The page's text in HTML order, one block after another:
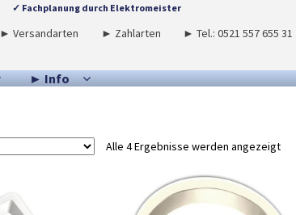
✓ Fachplanung durch Elektromeister
► Versandarten ► Zahlarten ► Tel.: 0521 557 655 31
► Info
Alle 4 Ergebnisse werden angezeigt